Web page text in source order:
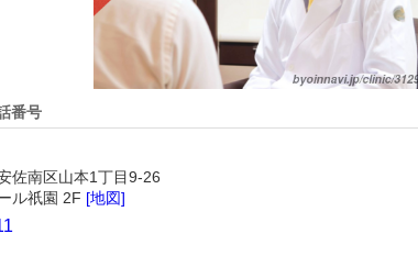
番号
佐南区山本1丁目9-26
ル祇園 2F [地図]